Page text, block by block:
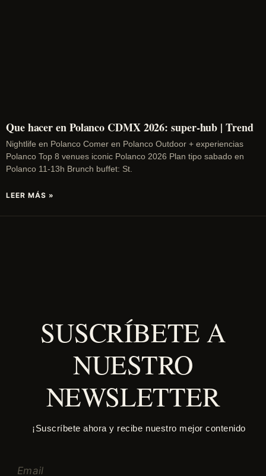
Que hacer en Polanco CDMX 2026: super-hub | Trend
Nightlife en Polanco Comer en Polanco Outdoor + experiencias
Polanco Top 8 venues iconic Polanco 2026 Plan tipo sabado en
Polanco 11-13h Brunch buffet: St.
LEER MÁS »
SUSCRÍBETE A
NUESTRO
NEWSLETTER
¡Suscríbete ahora y recibe nuestro mejor contenido